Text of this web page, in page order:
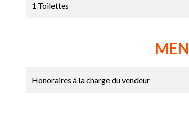
1 Toilettes
Honoraires à la charge du vendeur